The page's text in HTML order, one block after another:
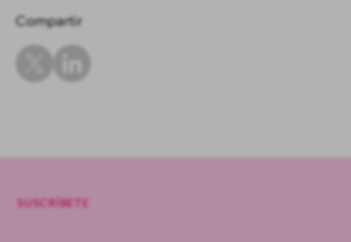
Compartir
SUSCRÍBETE